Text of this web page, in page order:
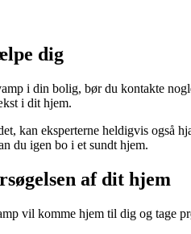
dig
i din bolig, bør du kontakte
i dit hjem.
kan eksperterne heldigvis også
du igen bo i et sundt hjem.
af dit hjem
vil komme hjem til dig og tage